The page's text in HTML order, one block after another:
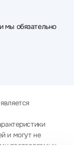
мы обязательно
и могут не